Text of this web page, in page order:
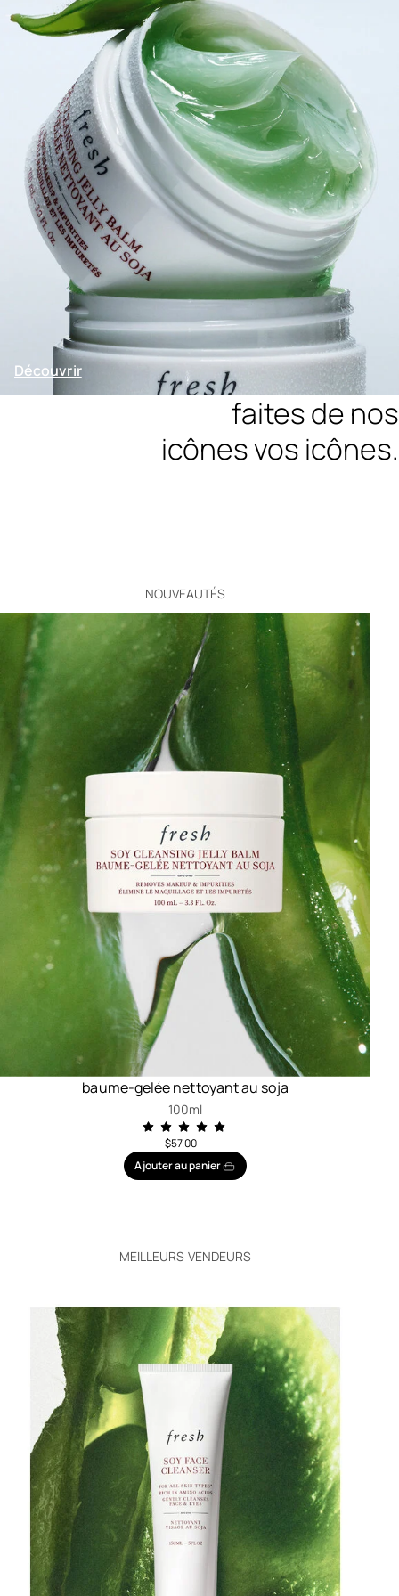
Découvrir
MEILLEURS VENDEURS
faites de nos
icônes vos icônes.
NOUVEAUTÉS
baume-gelée nettoyant au soja
100ml
$57.00
Ajouter au panier